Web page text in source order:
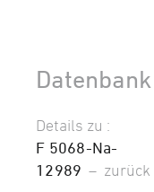
Details zu :
F 5068-Na-
12989 – zurück